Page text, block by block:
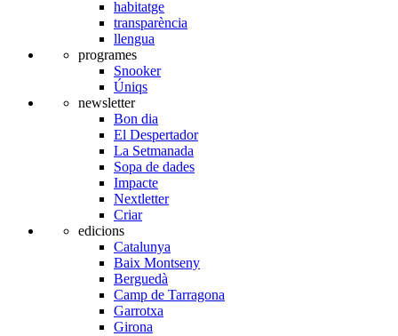
habitatge
transparència
llengua
programes
Snooker
Úniqs
newsletter
Bon dia
El Despertador
La Setmanada
Sopa de dades
Impacte
Nextletter
Criar
edicions
Catalunya
Baix Montseny
Berguedà
Camp de Tarragona
Garrotxa
Girona